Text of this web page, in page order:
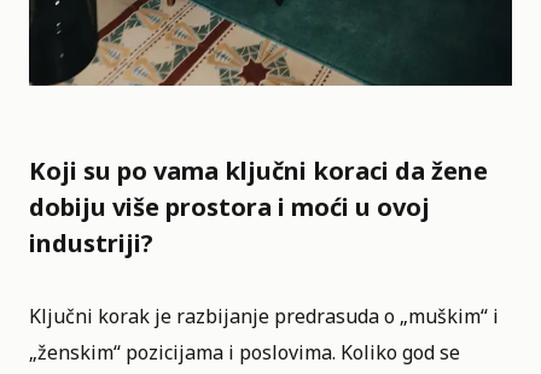
Koji su po vama ključni koraci da žene
dobiju više prostora i moći u ovoj
industriji?
Ključni korak je razbijanje predrasuda o „muškim“ i
„ženskim“ pozicijama i poslovima. Koliko god se